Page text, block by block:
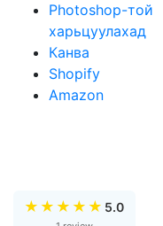
Photoshop-той
харьцуулахад
Канва
Shopify
Amazon
★ ★ ★ ★ ★ 5.0